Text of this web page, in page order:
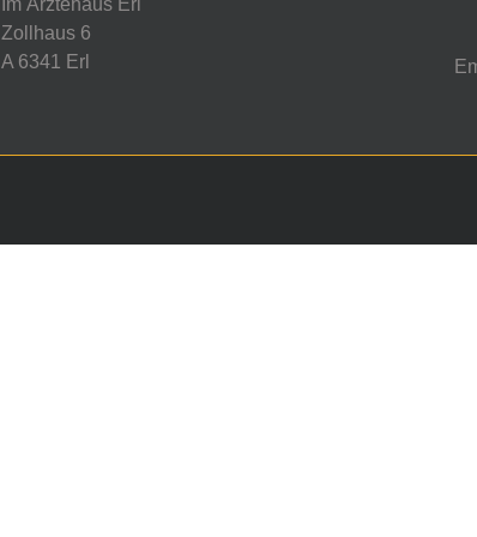
Im Ärztehaus Erl
Zollhaus 6
A 6341 Erl